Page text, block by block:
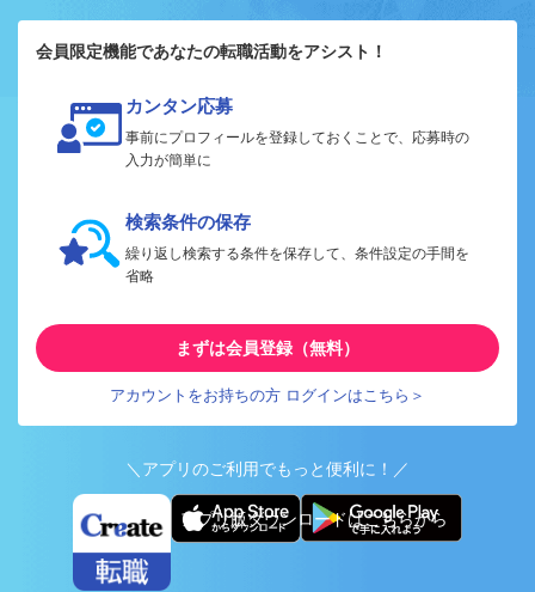
会員限定機能であなたの転職活動をアシスト！
カンタン応募
事前にプロフィールを登録しておくことで、応募時の
入力が簡単に
検索条件の保存
繰り返し検索する条件を保存して、条件設定の手間を
省略
まずは会員登録（無料）
アカウントをお持ちの方 ログインはこちら＞
＼アプリのご利用でもっと便利に！／
アプリ版ダウンロードはこちらから